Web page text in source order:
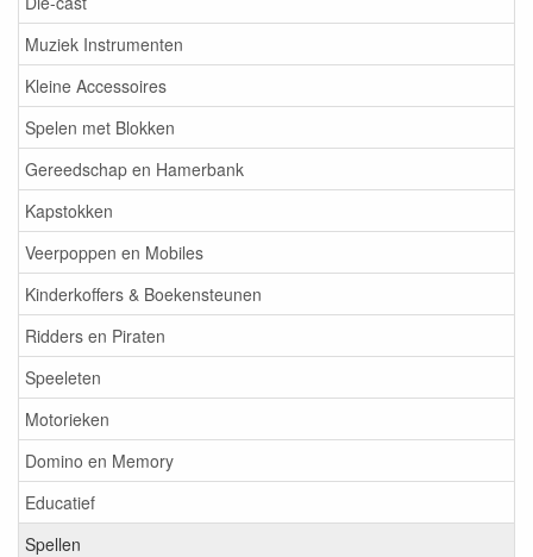
Muziek Instrumenten
Kleine Accessoires
Spelen met Blokken
Gereedschap en Hamerbank
Kapstokken
Veerpoppen en Mobiles
Kinderkoffers & Boekensteunen
Ridders en Piraten
Speeleten
Motorieken
Domino en Memory
Educatief
Spellen